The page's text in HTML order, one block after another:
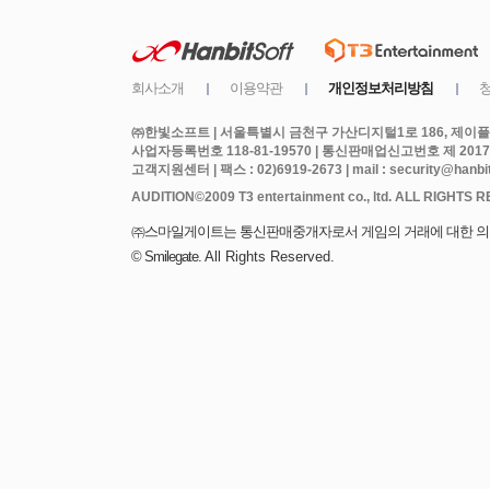
㈜한빛소프트 | 서울특별시 금천구 가산디지털1로 186, 제이
사업자등록번호 118-81-19570 | 통신판매업신고번호 제
고객지원센터 | 팩스 : 02)6919-2673 | mail :
All Rights Reserved.